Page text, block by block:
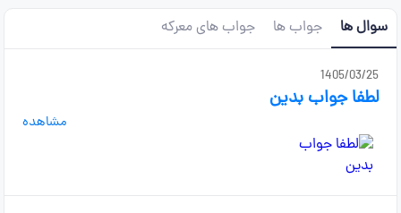
سوال ها جواب ها جواب های معرکه
1405/03/25
لطفا جواب بدین
مشاهده